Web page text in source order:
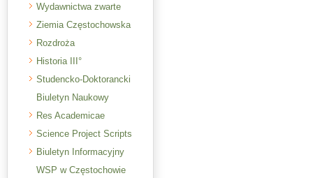
Wydawnictwa zwarte
Ziemia Częstochowska
Rozdroża
Historia III°
Studencko-Doktorancki
Biuletyn Naukowy
Res Academicae
Science Project Scripts
Biuletyn Informacyjny
WSP w Częstochowie